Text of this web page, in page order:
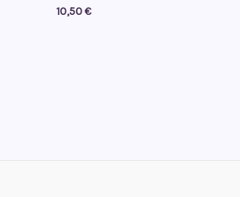
10,50€